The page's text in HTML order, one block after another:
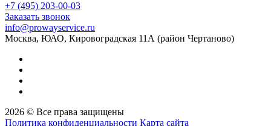
+7 (495) 203-00-03
Заказать звонок
info@prowayservice.ru
Москва, ЮАО, Кировоградская 11А (район Чертаново)
2026 © Все права защищены
Политика конфиденциальности Карта сайта